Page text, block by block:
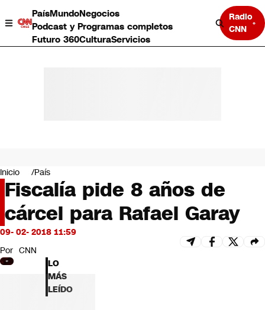
PaísMundoNegocios
Podcast y Programas completos
Futuro 360CulturaServicios
Radio
CNN
Negocios
Deportes
Programas completos
Cultura
Servicios
Bits
CNN Data
CNN tiempo
Futuro 360
Inicio País
Fiscalía pide 8 años de
cárcel para Rafael Garay
09- 02- 2018 11:59
Por CNN
LO
MÁS
LEÍDO